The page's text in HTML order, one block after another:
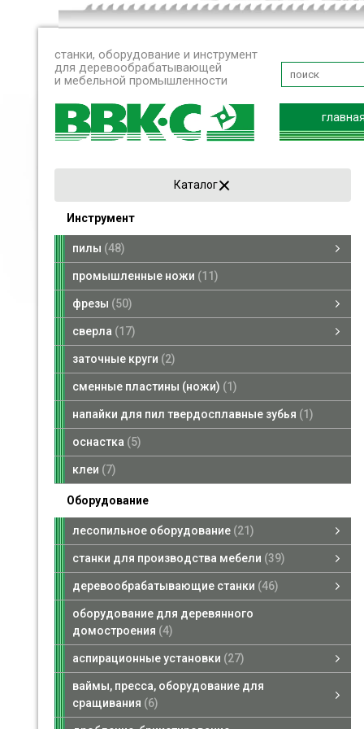
станки, оборудование и инструмент
для деревообрабатывающей
и мебельной промышленности
главная
Каталог
Инструмент
пилы 48
промышленные ножи 11
фрезы 50
сверла 17
заточные круги 2
сменные пластины (ножи) 1
напайки для пил твердосплавные зубья 1
оснастка 5
клеи 7
Оборудование
лесопильное оборудование 21
станки для производства мебели 39
деревообрабатывающие станки 46
оборудование для деревянного
домостроения 4
аспирационные установки 27
ваймы, пресса, оборудование для
сращивания
6